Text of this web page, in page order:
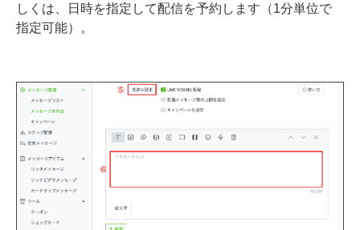
しくは、日時を指定して配信を予約します（1分単位で
指定可能）。